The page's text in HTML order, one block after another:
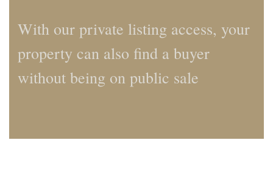
With our private listing access, your
property can also find a buyer
without being on public sale